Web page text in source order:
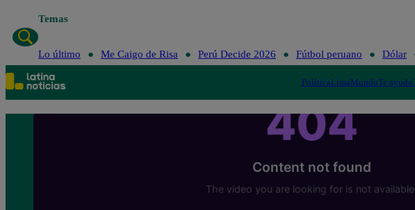
Temas
Lo último Me Caigo de Risa Perú Decide 2026 Fútbol peruano Dólar
PolíticaLimaMundoTe ayudo